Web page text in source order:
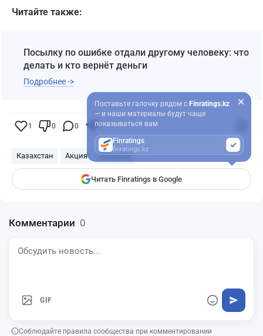
Читайте также:
Посылку по ошибке отдали другому человеку: что
делать и кто вернёт деньги
Подробнее ->
1 0 0 0
Казахстан Акция посылка
Читать Finratings в Google
Поставьте галочку рядом с Finratings.kz
— и наши материалы будут чаще
показываться вам
Finratings
finratings.kz
Комментарии 0
GIF
Соблюдайте правила сообщества при комментировании